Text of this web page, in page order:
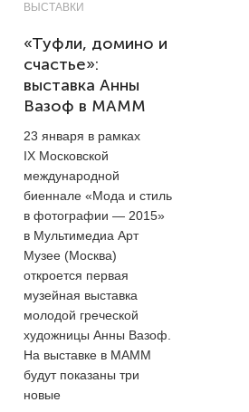
ВЫСТАВКИ
«Туфли, домино и
счастье»:
выставка Анны
Вазоф в МАММ
23 января в рамках
IX Московской
международной
биеннале «Мода и стиль
в фотографии — 2015»
в Мультимедиа Арт
Музее (Москва)
откроется первая
музейная выставка
молодой греческой
художницы Анны Вазоф.
На выставке в МАММ
будут показаны три
новые